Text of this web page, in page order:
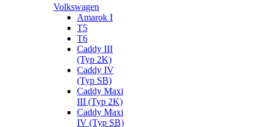
Volkswagen
Amarok I
T5
T6
Caddy III
(Typ 2K)
Caddy IV
(Typ SB)
Caddy Maxi
III (Typ 2K)
Caddy Maxi
IV (Typ SB)